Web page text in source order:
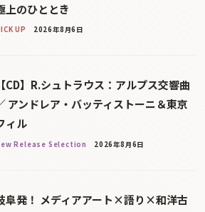
上のひととき
UP 2026年8月6日
【CD】R.シュトラウス：アルプス交響曲
アンドレア・バッティストーニ＆東京
ィル
Release Selection 2026年8月6日
阜発！ メディアアート×語り×和洋古